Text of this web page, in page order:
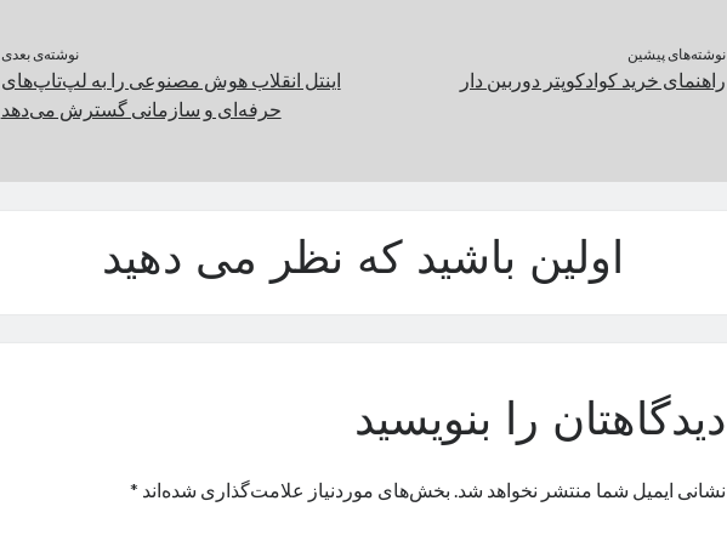
نوشته‌های پیشین
راهنمای خرید کوادکوپتر دوربین دار
نوشته‌ی بعدی
اینتل انقلاب هوش مصنوعی را به لپ‌تاپ‌های
حرفه‌ای و سازمانی گسترش می‌دهد
اولین باشید که نظر می دهید
دیدگاهتان را بنویسید
نشانی ایمیل شما منتشر نخواهد شد. بخش‌های موردنیاز علامت‌گذاری شده‌اند *